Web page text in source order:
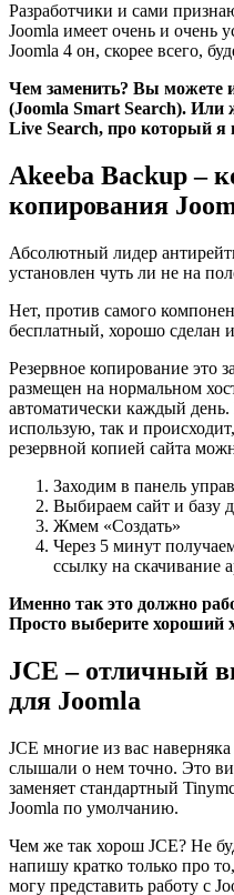
Разработчики и сами
Joomla имеет очень и очень
Joomla 4 он, скорее всего,
Чем заменить? Вы можете
(Joomla Smart Search). Или
Live Search, про который
Akeeba Backup –
копирования
Абсолютный лидер
установлен чуть ли не на
Нет, против самого
бесплатный, хорошо сделан
Резервное копирование это
размещен на нормальном
автоматически каждый
использую, так и
резервной копией сайта
Заходим в панель
Выбираем сайт и базу
Жмем «Создать»
Через 5 минут
ссылку на скачивание
Именно так это должно
Просто выберите хороший
JCE – отличный
для Joomla
JCE многие из вас
слышали о нем точно. Это
заменяет стандартный
Joomla по умолчанию.
Чем же так хорош JCE? Не
напишу кратко только про
могу представить работу с